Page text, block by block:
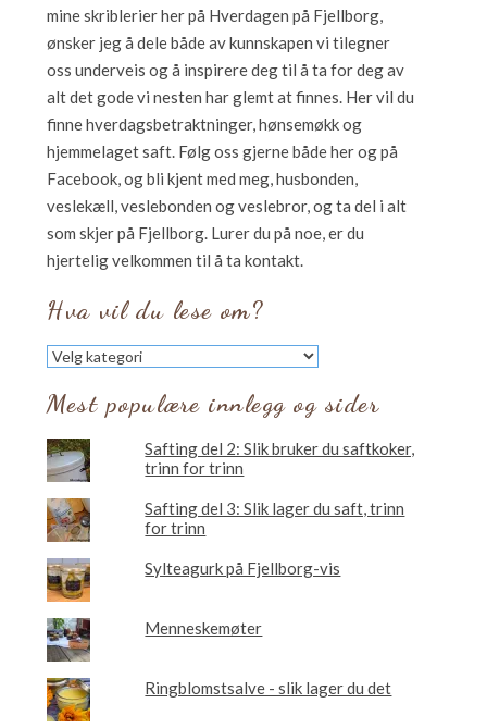
mine skriblerier her på Hverdagen på Fjellborg,
ønsker jeg å dele både av kunnskapen vi tilegner
oss underveis og å inspirere deg til å ta for deg av
alt det gode vi nesten har glemt at finnes. Her vil du
finne hverdagsbetraktninger, hønsemøkk og
hjemmelaget saft. Følg oss gjerne både her og på
Facebook, og bli kjent med meg, husbonden,
veslekæll, veslebonden og veslebror, og ta del i alt
som skjer på Fjellborg. Lurer du på noe, er du
hjertelig velkommen til å ta kontakt.
Hva vil du lese om?
Hva
vil
du
lese
Mest populære innlegg og sider
Safting del 2: Slik bruker du saftkoker,
trinn for trinn
Safting del 3: Slik lager du saft, trinn
for trinn
Sylteagurk på Fjellborg-vis
Menneskemøter
Ringblomstsalve - slik lager du det